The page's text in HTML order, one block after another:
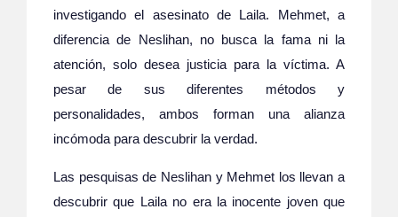
investigando el asesinato de Laila. Mehmet, a
diferencia de Neslihan, no busca la fama ni la
atención, solo desea justicia para la víctima. A
pesar de sus diferentes métodos y
personalidades, ambos forman una alianza
incómoda para descubrir la verdad.
Las pesquisas de Neslihan y Mehmet los llevan a
descubrir que Laila no era la inocente joven que